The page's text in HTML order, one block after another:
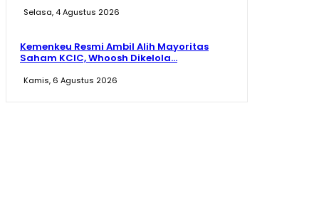
Selasa, 4 Agustus 2026
Kemenkeu Resmi Ambil Alih Mayoritas
Saham KCIC, Whoosh Dikelola...
Kamis, 6 Agustus 2026